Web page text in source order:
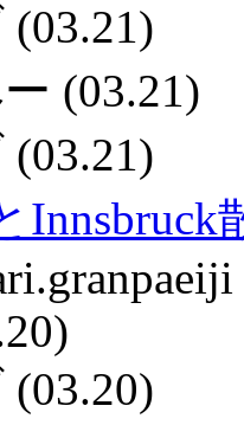
(03.21)
Innsbruck